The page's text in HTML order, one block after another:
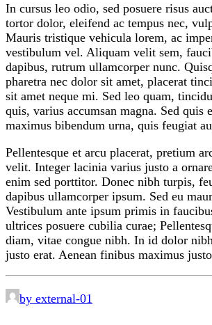
In cursus leo odio, sed posuere risus
tortor dolor, eleifend ac tempus nec,
Mauris tristique vehicula lorem, ac
vestibulum vel. Aliquam velit sem,
dapibus, rutrum ullamcorper nunc.
pharetra nec dolor sit amet, placerat
sit amet neque mi. Sed leo quam,
quis, varius accumsan magna. Sed quis
maximus bibendum urna, quis feugiat
Pellentesque et arcu placerat, pretium
velit. Integer lacinia varius justo a
enim sed porttitor. Donec nibh turpis,
dapibus ullamcorper ipsum. Sed eu
Vestibulum ante ipsum primis in
ultrices posuere cubilia curae;
diam, vitae congue nibh. In id dolor
justo erat. Aenean finibus maximus
by external-01